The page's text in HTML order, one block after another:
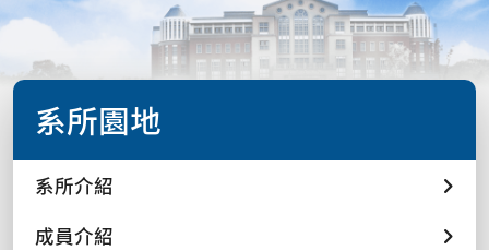
系所園地
系所介紹
成員介紹